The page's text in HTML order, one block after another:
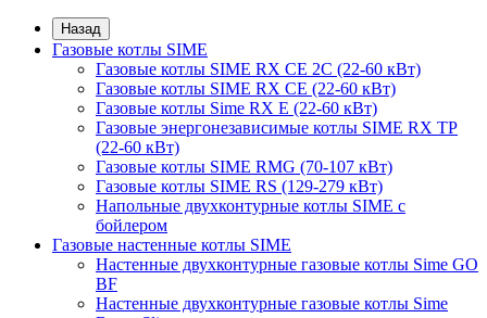
Назад
Газовые котлы SIME
Газовые котлы SIME RX CE 2C (22-60 кВт)
Газовые котлы SIME RX CE (22-60 кВт)
Газовые котлы Sime RX E (22-60 кВт)
Газовые энергонезависимые котлы SIME RX TP
(22-60 кВт)
Газовые котлы SIME RMG (70-107 кВт)
Газовые котлы SIME RS (129-279 кВт)
Напольные двухконтурные котлы SIME с
бойлером
Газовые настенные котлы SIME
Настенные двухконтурные газовые котлы Sime GO
BF
Настенные двухконтурные газовые котлы Sime